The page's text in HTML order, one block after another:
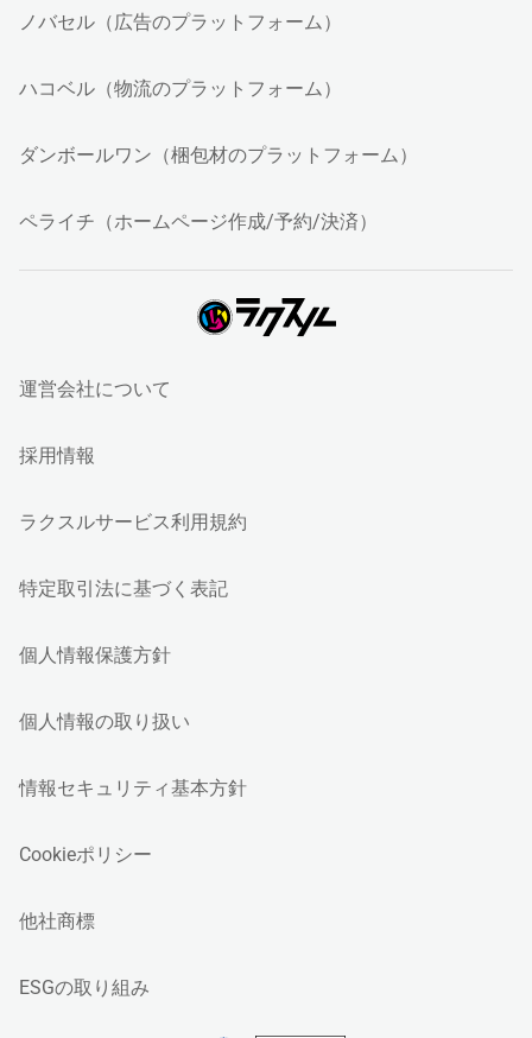
ノバセル（広告のプラットフォーム）
ハコベル（物流のプラットフォーム）
ダンボールワン（梱包材のプラットフォーム）
ペライチ（ホームページ作成/予約/決済）
運営会社について
採用情報
ラクスルサービス利用規約
特定取引法に基づく表記
個人情報保護方針
個人情報の取り扱い
情報セキュリティ基本方針
Cookieポリシー
他社商標
ESGの取り組み